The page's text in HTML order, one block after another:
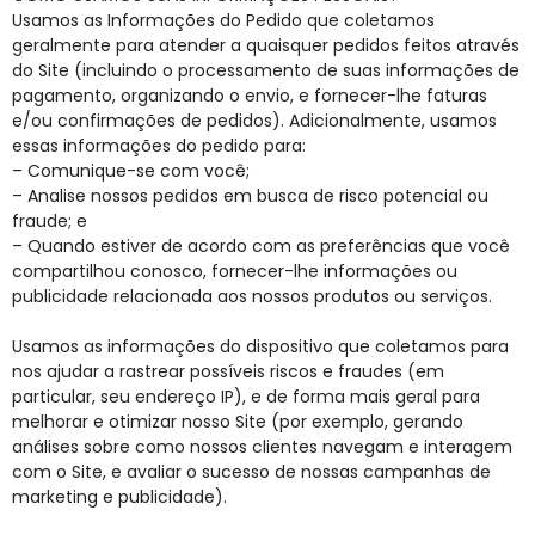
Usamos as Informações do Pedido que coletamos
geralmente para atender a quaisquer pedidos feitos através
do Site (incluindo o processamento de suas informações de
pagamento, organizando o envio, e fornecer-lhe faturas
e/ou confirmações de pedidos). Adicionalmente, usamos
essas informações do pedido para:
– Comunique-se com você;
– Analise nossos pedidos em busca de risco potencial ou
fraude; e
– Quando estiver de acordo com as preferências que você
compartilhou conosco, fornecer-lhe informações ou
publicidade relacionada aos nossos produtos ou serviços.
Usamos as informações do dispositivo que coletamos para
nos ajudar a rastrear possíveis riscos e fraudes (em
particular, seu endereço IP), e de forma mais geral para
melhorar e otimizar nosso Site (por exemplo, gerando
análises sobre como nossos clientes navegam e interagem
com o Site, e avaliar o sucesso de nossas campanhas de
marketing e publicidade).